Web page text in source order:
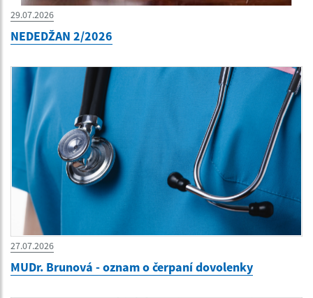
29.07.2026
NEDEDŽAN 2/2026
27.07.2026
MUDr. Brunová - oznam o čerpaní dovolenky